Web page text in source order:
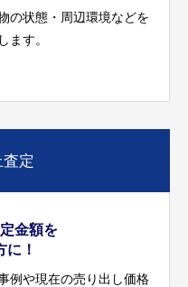
の状態・周辺環境などを
ます。
定
金額を
に！
例や現在の売り出し価格